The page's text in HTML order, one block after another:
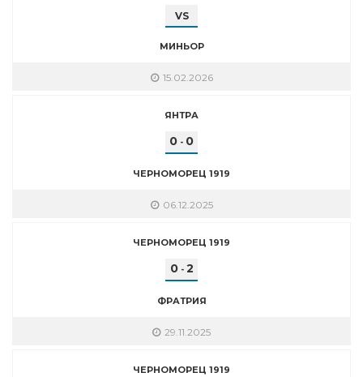
VS
МИНЬОР
15.02.2026
ЯНТРА
0 - 0
ЧЕРНОМОРЕЦ 1919
06.12.2025
ЧЕРНОМОРЕЦ 1919
0- 2
ФРАТРИЯ
29.11.2025
ЧЕРНОМОРЕЦ 1919